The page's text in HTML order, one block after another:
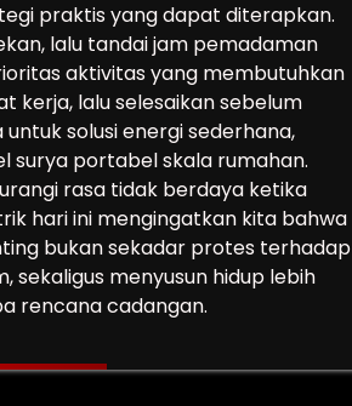
praktis yang dapat diterapkan.
lalu tandai jam pemadaman
aktivitas yang membutuhkan
kerja, lalu selesaikan sebelum
solusi energi sederhana,
surya portabel skala rumahan.
rasa tidak berdaya ketika
hari ini mengingatkan kita bahwa
bukan sekadar protes terhadap
sekaligus menyusun hidup lebih
rencana cadangan.